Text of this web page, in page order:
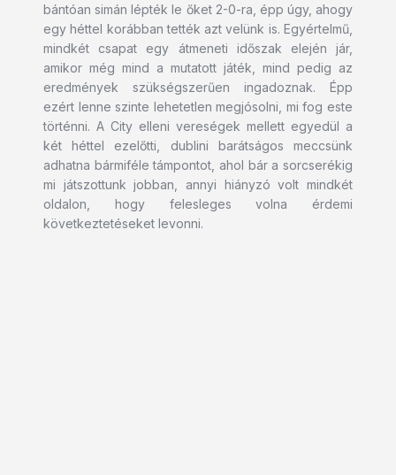
bántóan simán lépték le őket 2-0-ra, épp úgy, ahogy
egy héttel korábban tették azt velünk is. Egyértelmű,
mindkét csapat egy átmeneti időszak elején jár,
amikor még mind a mutatott játék, mind pedig az
eredmények szükségszerűen ingadoznak. Épp
ezért lenne szinte lehetetlen megjósolni, mi fog este
történni. A City elleni vereségek mellett egyedül a
két héttel ezelőtti, dublini barátságos meccsünk
adhatna bármiféle támpontot, ahol bár a sorcserékig
mi játszottunk jobban, annyi hiányzó volt mindkét
oldalon, hogy felesleges volna érdemi
következtetéseket levonni.